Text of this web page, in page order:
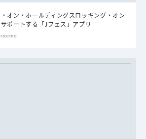
オン・ホールディングスロッキング・オン
ポートする「Jフェス」アプリ